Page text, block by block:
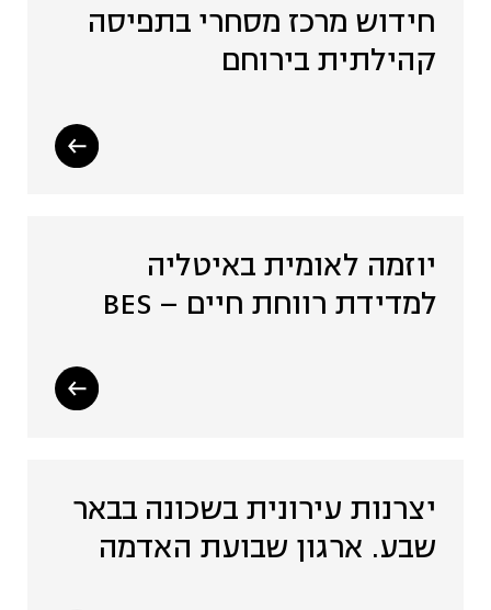
חידוש מרכז מסחרי בתפיסה
קהילתית בירוחם
יוזמה לאומית באיטליה
למדידת רווחת חיים – BES
יצרנות עירונית בשכונה בבאר
שבע. ארגון שבועת האדמה